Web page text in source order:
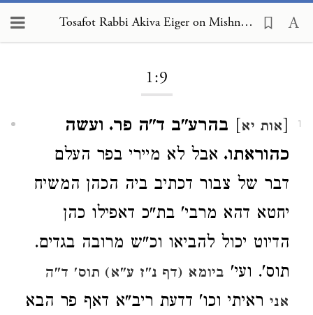
Tosafot Rabbi Akiva Eiger on Mishnah Megillah 1:9
1:9
1
[אות יא] בהרע"ב ד"ה פר. ועשה
כהוראתו. אבל לא מיירי בפר העלם
דבר של צבור דכתיב ביה הכהן המשיח
יחטא דהא מרבי' בת"כ דאפילו כהן
הדיוט יכול להביאו וכ"ש מרובה בגדים.
תוס'. ועי' ביומא (דף נ"ז ע"א) תוס' ד"ה
אני ראיתי וכו' דדעת ריב"א דאף פר הבא